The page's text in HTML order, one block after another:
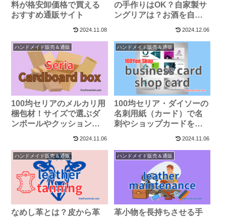
料が格安卸価格で買える
おすすめ通販サイト
2024.11.08
の手作りはOK？自家製サ
ングリアは？お酒を自作
2024.12.06
ハンドメイド販売＆通販
100均セリアのメルカリ用
梱包材！サイズで選ぶダ
ンボールやクッション封
2024.11.06
ハンドメイド販売＆通販
100均セリア・ダイソーの
名刺用紙（カード）で名
刺やショップカードをハ
2024.11.06
ハンドメイド販売＆通販
なめし革とは？皮から革
ハンドメイド販売＆通販
革小物を長持ちさせる手